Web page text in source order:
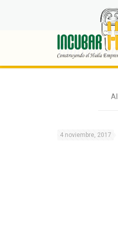
Contenido
All
4 noviembre, 2017